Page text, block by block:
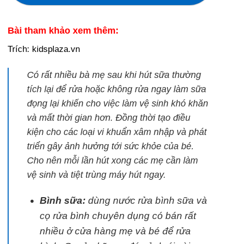
Bài tham khảo xem thêm:
Trích: kidsplaza.vn
Có rất nhiều bà mẹ sau khi hút sữa thường
tích lại để rửa hoặc không rửa ngay làm sữa
đọng lại khiến cho việc làm vệ sinh khó khăn
và mất thời gian hơn. Đồng thời tạo điều
kiện cho các loại vi khuẩn xâm nhập và phát
triển gây ảnh hưởng tới sức khỏe của bé.
Cho nên mỗi lần hút xong các mẹ cần làm
vệ sinh và tiệt trùng máy hút ngay.
Bình sữa:dùng nước rửa bình sữa và
cọ rửa bình chuyên dụng có bán rất
nhiều ở cửa hàng mẹ và bé để rửa